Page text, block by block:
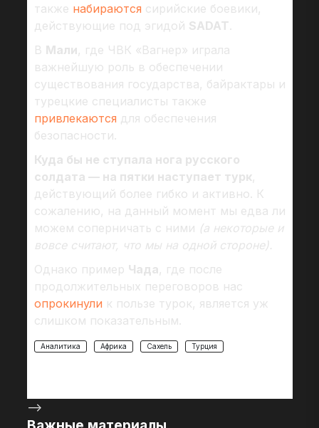
также набираются сирийские боевики,
действующие под эгидой SADAT.
В Мали, где ЧВК «Вагнер» играла
важнейшую роль в обеспечении
существования государства, байрактары и
турецкие специалисты также
привлекаются для обеспечения
безопасности.
Куда бы не ступала нога русского
солдата — на пятки наступает турк,
действующий более гибко и активно. К
сожалению, на данный момент мы едва ли
можем соперничать с ними (а некоторые и
вовсе считают, что мы на одной стороне).
Однако пример Чада, где после
продолжительных переговоров нас
опрокинули к пользе турок, является уж
слишком показательным.
Аналитика Африка Сахель Турция
-->